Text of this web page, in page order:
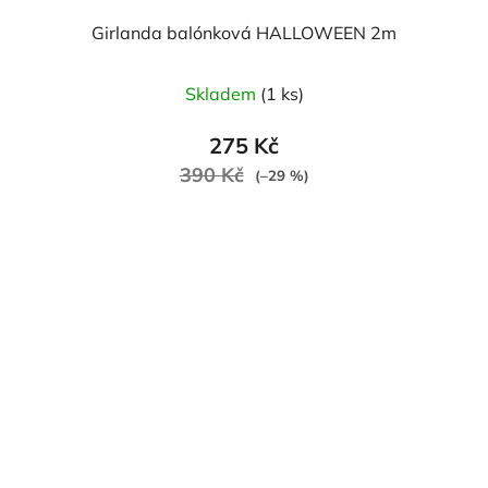
Girlanda balónková HALLOWEEN 2m
Skladem (1 ks)
275 Kč
390 Kč (–29 %)